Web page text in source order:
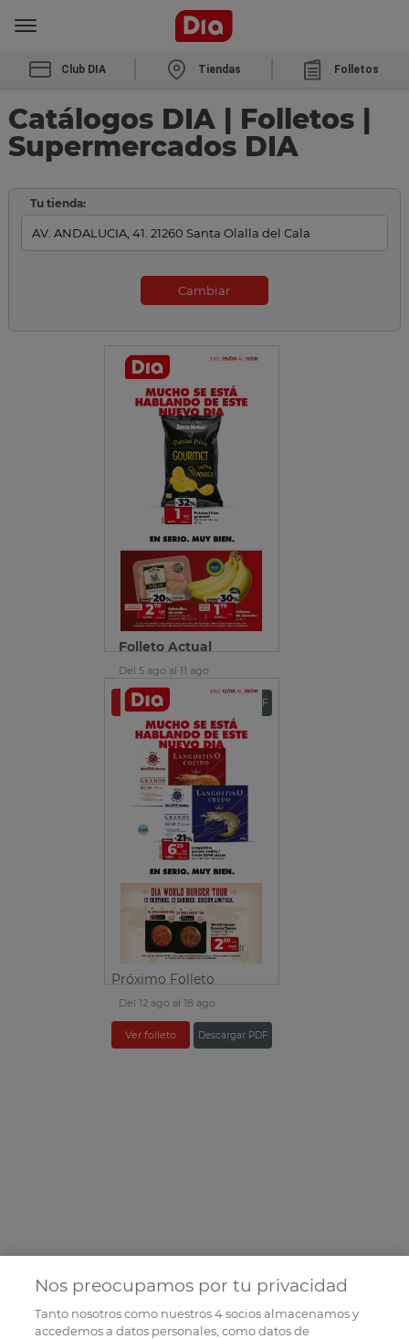
Club DIA Tiendas Folletos
Catálogos DIA | Folletos |
Supermercados DIA
Tu tienda:
Cambiar
Folleto Actual
Del 5 ago al 11 ago
Ver folleto Descargar PDF
Próximo Folleto
Del 12 ago al 18 ago
Ver folleto Descargar PDF
Nos preocupamos por tu privacidad
Tanto nosotros como nuestros4socios almacenamos y
accedemos a datos personales, como datos de